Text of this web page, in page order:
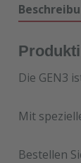
Die GEN3
Mit
Bestellen